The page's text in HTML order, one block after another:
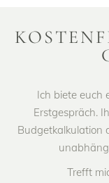
Ich biete euch
Erstgespräch.
Budgetkalkulation
Trefft